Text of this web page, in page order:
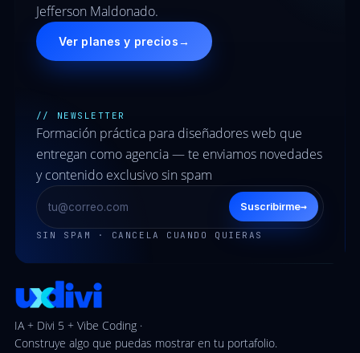
Jefferson Maldonado.
Ver planes y precios→
// NEWSLETTER
Formación práctica para diseñadores web que
entregan como agencia — te enviamos novedades
y contenido exclusivo sin spam
Suscribirme→
SIN SPAM · CANCELA CUANDO QUIERAS
IA + Divi 5 + Vibe Coding ·
Construye algo que puedas mostrar en tu portafolio.